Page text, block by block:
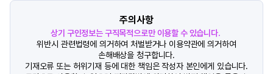
주의사항
상기 구인정보는 구직목적으로만 이용할 수 있습니다.
위반시 관련법령에 의거하여 처벌받거나 이용약관에 의거하여
손해배상을 청구합니다.
기재오류 또는 허위기재 등에 대한 책임은 작성자 본인에게 있습니다.